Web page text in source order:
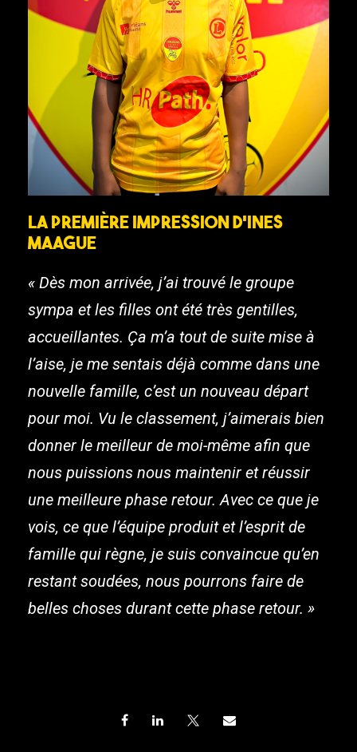
La première impression d’Ines
Maague
« Dès mon arrivée, j’ai trouvé le groupe
sympa et les filles ont été très gentilles,
accueillantes. Ça m’a tout de suite mise à
l’aise, je me sentais déjà comme dans une
nouvelle famille, c’est un nouveau départ
pour moi. Vu le classement, j’aimerais bien
donner le meilleur de moi-même afin que
nous puissions nous maintenir et réussir
une meilleure phase retour. Avec ce que je
vois, ce que l’équipe produit et l’esprit de
famille qui règne, je suis convaincue qu’en
restant soudées, nous pourrons faire de
belles choses durant cette phase retour. »